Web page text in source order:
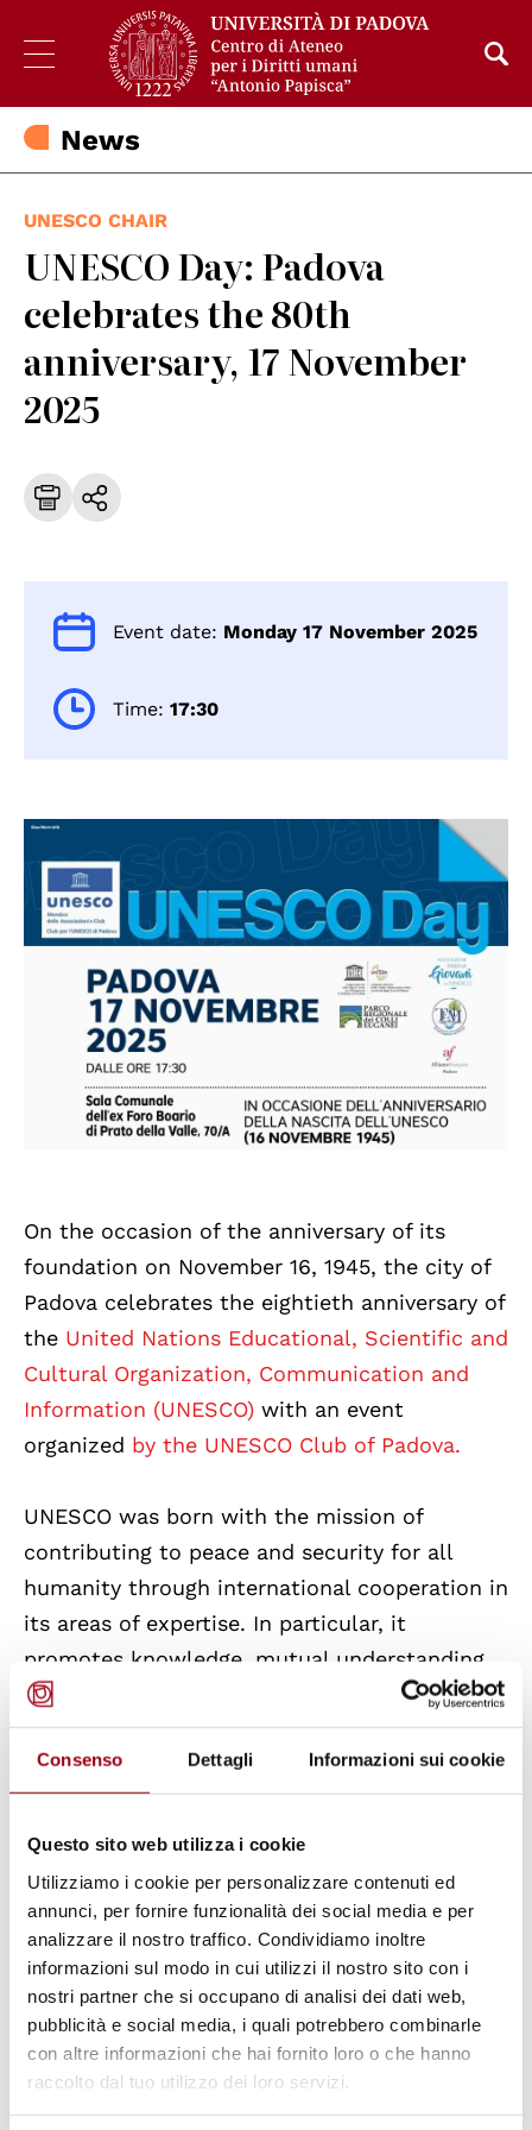
Consenso Dettagli Informazioni sui cookie
Questo sito web utilizza i cookie
Utilizziamo i cookie per personalizzare contenuti ed
annunci, per fornire funzionalità dei social media e per
analizzare il nostro traffico. Condividiamo inoltre
informazioni sul modo in cui utilizzi il nostro sito con i
nostri partner che si occupano di analisi dei dati web,
pubblicità e social media, i quali potrebbero combinarle
con altre informazioni che hai fornito loro o che hanno
raccolto dal tuo utilizzo dei loro servizi.
News
UNESCO CHAIR
UNESCO Day: Padova
celebrates the 80th
anniversary, 17 November
2025
Event date: Monday 17 November 2025
Time: 17:30
On the occasion of the anniversary of its
foundation on November 16, 1945, the city of
Padova celebrates the eightieth anniversary of
the United Nations Educational, Scientific and
Cultural Organization, Communication and
Information (UNESCO) with an event
organized by the UNESCO Club of Padova.
UNESCO was born with the mission of
contributing to peace and security for all
humanity through international cooperation in
its areas of expertise. In particular, it
promotes knowledge, mutual understanding,
and freedom of dissemination and exchange
of ideas, with the aim of actively contributing
towards the achievement of theSustainable
Development Goals of the 2030 Agenda.
On Monday, November 17, 2025
, the entire
community is invited to participate to
theUNESCO Dayin a meeting in the Sala
Comunale dell’ex Foro Boario in Prato della
Valle 70/A, where numerous figures active in
Padua linked to UNESCO will speak. Among
these, ProfessorMarco Mascia, President of
the "Antonio Papisca" Human Rights Center